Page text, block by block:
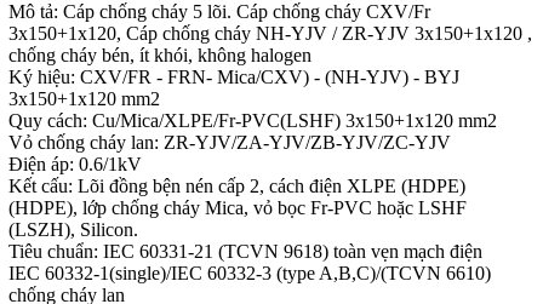
Mô tả: Cáp chống cháy 5 lõi. Cáp chống cháy CXV/Fr
3x150+1x120, Cáp chống cháy NH-YJV / ZR-YJV 3x150+1x120 ,
chống cháy bén, ít khói, không halogen
Ký hiệu: CXV/FR - FRN- Mica/CXV) - (NH-YJV) - BYJ
3x150+1x120 mm2
Quy cách: Cu/Mica/XLPE/Fr-PVC(LSHF) 3x150+1x120 mm2
Vỏ chống cháy lan: ZR-YJV/ZA-YJV/ZB-YJV/ZC-YJV
Điện áp: 0.6/1kV
Kết cấu: Lõi đồng bện nén cấp 2, cách điện XLPE (HDPE)
(HDPE), lớp chống cháy Mica, vỏ bọc Fr-PVC hoặc LSHF
(LSZH), Silicon.
Tiêu chuẩn: IEC 60331-21 (TCVN 9618) toàn vẹn mạch điện
IEC 60332-1(single)/IEC 60332-3 (type A,B,C)/(TCVN 6610)
chống cháy lan